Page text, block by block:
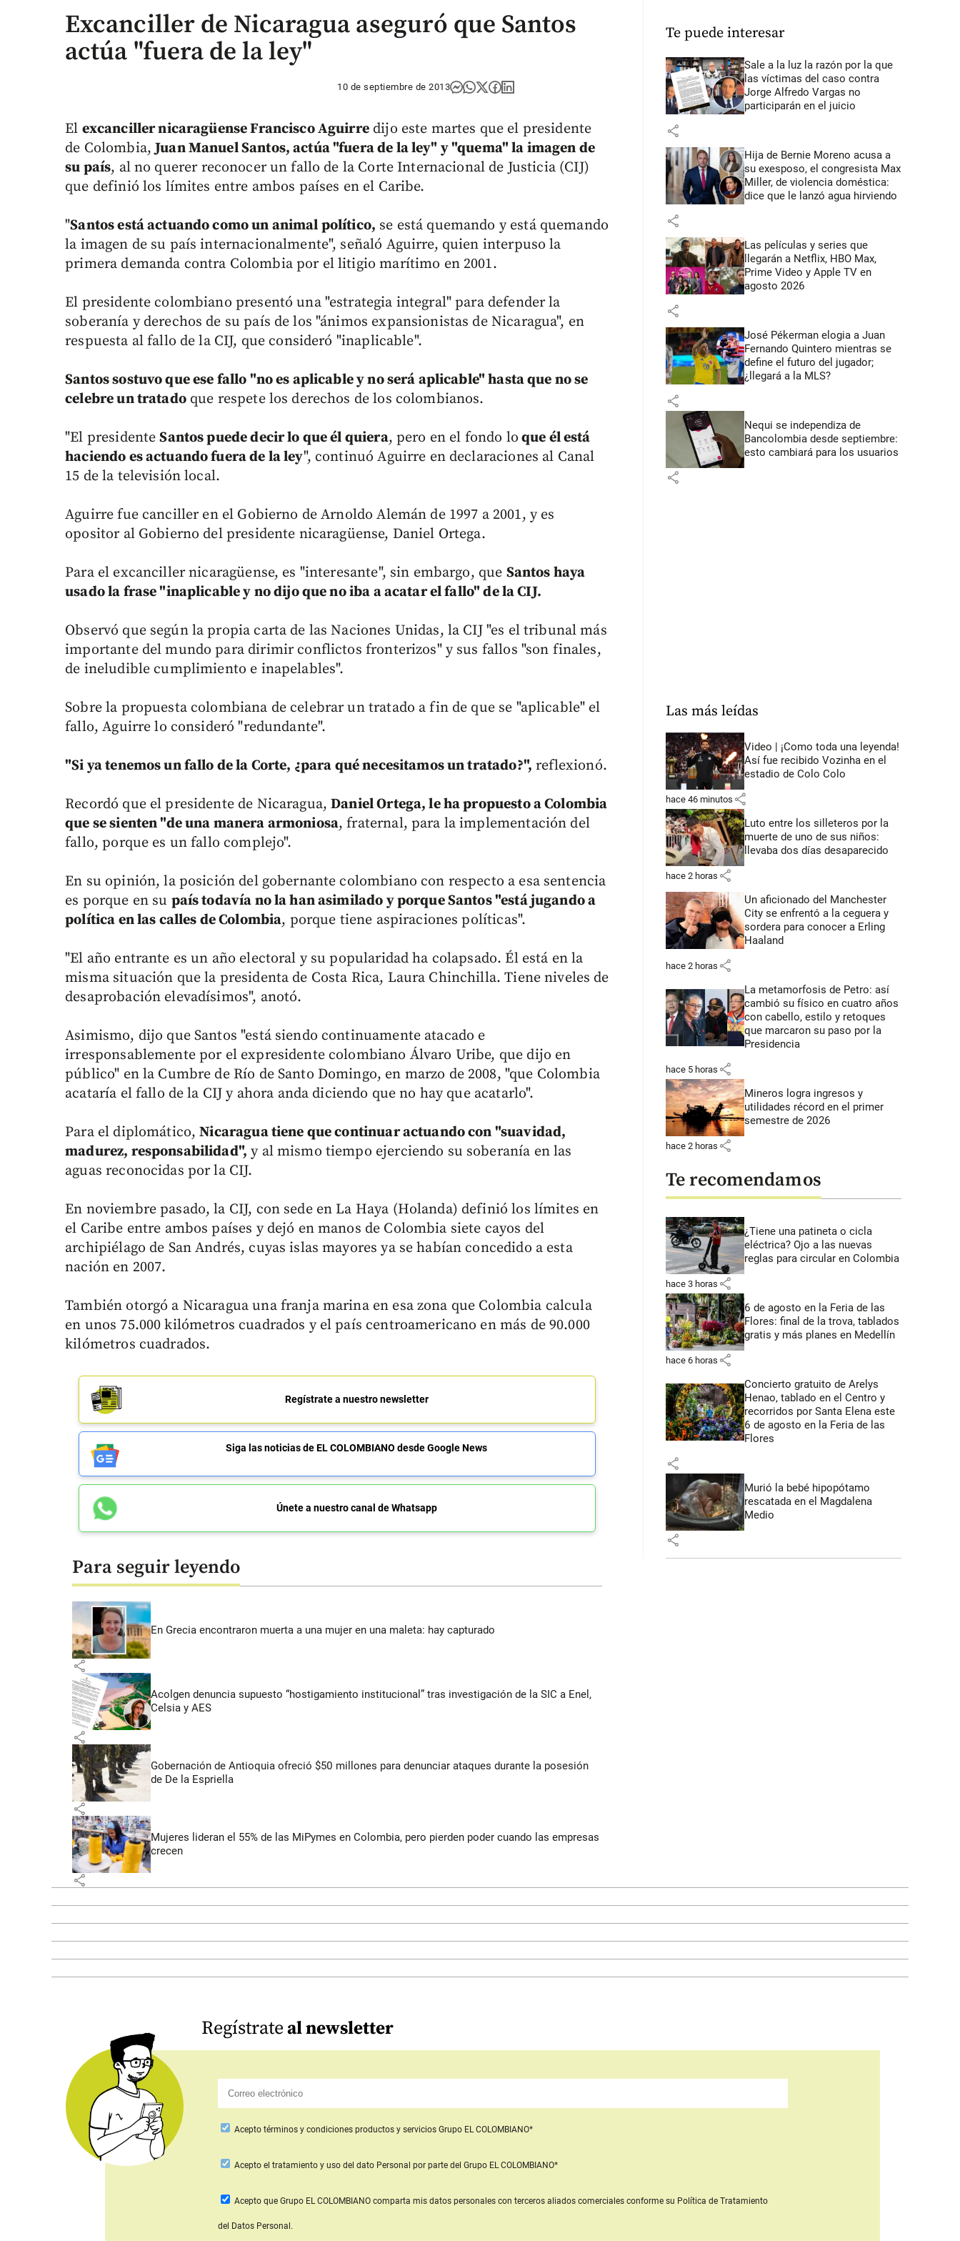
Excanciller de Nicaragua aseguró que Santos
actúa "fuera de la ley"
10 de septiembre de 2013
El excanciller nicaragüense Francisco Aguirredijo este martes que el presidente
de Colombia,Juan Manuel Santos, actúa "fuera de la ley" y "quema" la imagen de
su país, al no querer reconocer un fallo de la Corte Internacional de Justicia (CIJ)
que definió los límites entre ambos países en el Caribe.
"Santos está actuando como un animal político, se está quemando y está quemando
la imagen de su país internacionalmente", señaló Aguirre, quien interpuso la
primera demanda contra Colombia por el litigio marítimo en 2001.
El presidente colombiano presentó una "estrategia integral" para defender la
soberanía y derechos de su país de los "ánimos expansionistas de Nicaragua", en
respuesta al fallo de la CIJ, que consideró "inaplicable".
Santos sostuvo que ese fallo "no es aplicable y no será aplicable" hasta que no se
celebre un tratadoque respete los derechos de los colombianos.
"El presidenteSantos puede decir lo que él quiera, pero en el fondo lo que él está
haciendo es actuando fuera de la ley", continuó Aguirre en declaraciones al Canal
15 de la televisión local.
Aguirre fue canciller en el Gobierno de Arnoldo Alemán de 1997 a 2001, y es
opositor al Gobierno del presidente nicaragüense, Daniel Ortega.
Para el excanciller nicaragüense, es "interesante", sin embargo, que Santos haya
usado la frase "inaplicable y no dijo que no iba a acatar el fallo" de la CIJ.
Observó que según la propia carta de las Naciones Unidas, la CIJ "es el tribunal más
importante del mundo para dirimir conflictos fronterizos" y sus fallos "son finales,
de ineludible cumplimiento e inapelables".
Sobre la propuesta colombiana de celebrar un tratado a fin de que se "aplicable" el
fallo, Aguirre lo consideró "redundante".
"Si ya tenemos un fallo de la Corte, ¿para qué necesitamos un tratado?", reflexionó.
Recordó que el presidente de Nicaragua,Daniel Ortega, le ha propuesto a Colombia
que se sienten "de una manera armoniosa, fraternal, para la implementación del
fallo, porque es un fallo complejo".
En su opinión, la posición del gobernante colombiano con respecto a esa sentencia
es porque en su país todavía no la han asimilado y porque Santos "está jugando a
política en las calles de Colombia, porque tiene aspiraciones políticas".
"El año entrante es un año electoral y su popularidad ha colapsado. Él está en la
misma situación que la presidenta de Costa Rica, Laura Chinchilla. Tiene niveles de
desaprobación elevadísimos", anotó.
Asimismo, dijo que Santos "está siendo continuamente atacado e
irresponsablemente por el expresidente colombiano Álvaro Uribe, que dijo en
público" en la Cumbre de Río de Santo Domingo, en marzo de 2008, "que Colombia
acataría el fallo de la CIJ y ahora anda diciendo que no hay que acatarlo".
Para el diplomático,Nicaragua tiene que continuar actuando con "suavidad,
madurez, responsabilidad", y al mismo tiempo ejerciendo su soberanía en las
aguas reconocidas por la CIJ.
En noviembre pasado, la CIJ, con sede en La Haya (Holanda) definió los límites en
el Caribe entre ambos países y dejó en manos de Colombia siete cayos del
archipiélago de San Andrés, cuyas islas mayores ya se habían concedido a esta
nación en 2007.
También otorgó a Nicaragua una franja marina en esa zona que Colombia calcula
en unos 75.000 kilómetros cuadrados y el país centroamericano en más de 90.000
kilómetros cuadrados.
Regístrate a nuestro newsletter
Siga las noticias de EL COLOMBIANO desde Google News
Únete a nuestro canal de Whatsapp
Para seguir leyendo
En Grecia encontraron muerta a una mujer en una maleta: hay capturado
share
Acolgen denuncia supuesto “hostigamiento institucional” tras investigación de la SIC a Enel,
Celsia y AES
share
Gobernación de Antioquia ofreció $50 millones para denunciar ataques durante la posesión
de De la Espriella
share
Mujeres lideran el 55% de las MiPymes en Colombia, pero pierden poder cuando las empresas
crecen
share
Te puede interesar
Sale a la luz la razón por la que
las víctimas del caso contra
Jorge Alfredo Vargas no
participarán en el juicio
share
Hija de Bernie Moreno acusa a
su exesposo, el congresista Max
Miller, de violencia doméstica:
dice que le lanzó agua hirviendo
share
Las películas y series que
llegarán a Netflix, HBO Max,
Prime Video y Apple TV en
agosto 2026
share
José Pékerman elogia a Juan
Fernando Quintero mientras se
define el futuro del jugador;
¿llegará a la MLS?
share
Nequi se independiza de
Bancolombia desde septiembre:
esto cambiará para los usuarios
share
Las más leídas
Video | ¡Como toda una leyenda!
Así fue recibido Vozinha en el
estadio de Colo Colo
hace 46 minutos share
Luto entre los silleteros por la
muerte de uno de sus niños:
llevaba dos días desaparecido
hace 2 horas share
Un aficionado del Manchester
City se enfrentó a la ceguera y
sordera para conocer a Erling
Haaland
hace 2 horas share
La metamorfosis de Petro: así
cambió su físico en cuatro años
con cabello, estilo y retoques
que marcaron su paso por la
Presidencia
hace 5 horas share
Mineros logra ingresos y
utilidades récord en el primer
semestre de 2026
hace 2 horas share
Te recomendamos
¿Tiene una patineta o cicla
eléctrica? Ojo a las nuevas
reglas para circular en Colombia
hace 3 horas share
6 de agosto en la Feria de las
Flores: final de la trova, tablados
gratis y más planes en Medellín
hace 6 horas share
Concierto gratuito de Arelys
Henao, tablado en el Centro y
recorridos por Santa Elena este
6 de agosto en la Feria de las
Flores
share
Murió la bebé hipopótamo
rescatada en el Magdalena
Medio
share
Regístrateal newsletter
Acepto términos y condiciones productos y servicios Grupo EL COLOMBIANO*
Aceptoel tratamiento y uso del dato Personal por parte del Grupo EL COLOMBIANO*
Acepto que Grupo EL COLOMBIANO comparta mis datos personales con terceros aliados comercialesconforme su Política de Tratamiento
del Datos Personal.